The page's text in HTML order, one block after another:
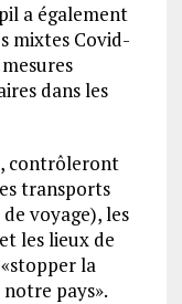
a également
mixtes Covid-
dans les
contrôleront
transports
voyage), les
les lieux de
la
pays».